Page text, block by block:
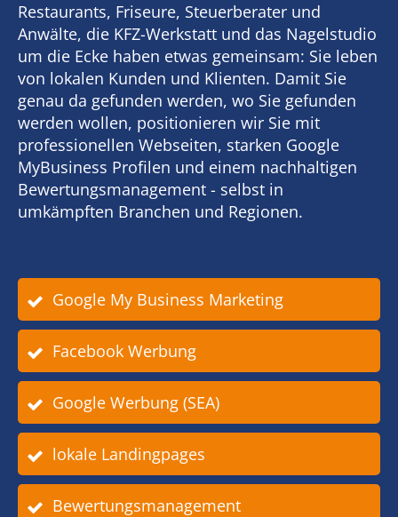
Restaurants, Friseure, Steuerberater und
Anwälte, die KFZ-Werkstatt und das Nagelstudio
um die Ecke haben etwas gemeinsam: Sie leben
von lokalen Kunden und Klienten. Damit Sie
genau da gefunden werden, wo Sie gefunden
werden wollen, positionieren wir Sie mit
professionellen Webseiten, starken Google
MyBusiness Profilen und einem nachhaltigen
Bewertungsmanagement - selbst in
umkämpften Branchen und Regionen.
Google My Business Marketing
Facebook Werbung
Google Werbung (SEA)
lokale Landingpages
Bewertungsmanagement